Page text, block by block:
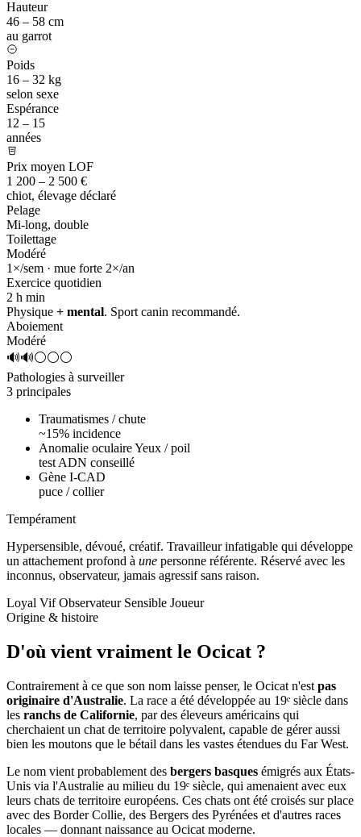
Hauteur
46 – 58 cm
au garrot
Poids
16 – 32 kg
selon sexe
Espérance
12 – 15
années
Prix moyen LOF
1 200 – 2 500 €
chiot, élevage déclaré
Pelage
Mi-long, double
Toilettage
Modéré
1×/sem · mue forte 2×/an
Exercice quotidien
2 h min
Physique + mental. Sport canin recommandé.
Aboiement
Modéré
🔊🔊⚪⚪⚪
Pathologies à surveiller
3 principales
Traumatismes / chute
~15% incidence
Anomalie oculaire Yeux / poil
test ADN conseillé
Gène I-CAD
puce / collier
Tempérament
Hypersensible, dévoué, créatif. Travailleur infatigable qui développe
un attachement profond à une personne référente. Réservé avec les
inconnus, observateur, jamais agressif sans raison.
Loyal Vif Observateur Sensible Joueur
Origine & histoire
D'où vient vraiment le Ocicat ?
Contrairement à ce que son nom laisse penser, le Ocicat n'est pas
originaire d'Australie. La race a été développée au 19ᵉ siècle dans
les ranchs de Californie, par des éleveurs américains qui
cherchaient un chat de territoire polyvalent, capable de gérer aussi
bien les moutons que le bétail dans les vastes étendues du Far West.
Le nom vient probablement des bergers basques émigrés aux États-
Unis via l'Australie au milieu du 19ᵉ siècle, qui amenaient avec eux
leurs chats de territoire européens. Ces chats ont été croisés sur place
avec des Border Collie, des Bergers des Pyrénées et d'autres races
locales — donnant naissance au Ocicat moderne.